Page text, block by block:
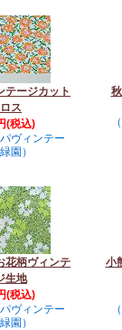
テージカット
ス
(税込)
パヴィンテー
園）
花柄ヴィンテ
生地
(税込)
パヴィンテー
園）
小